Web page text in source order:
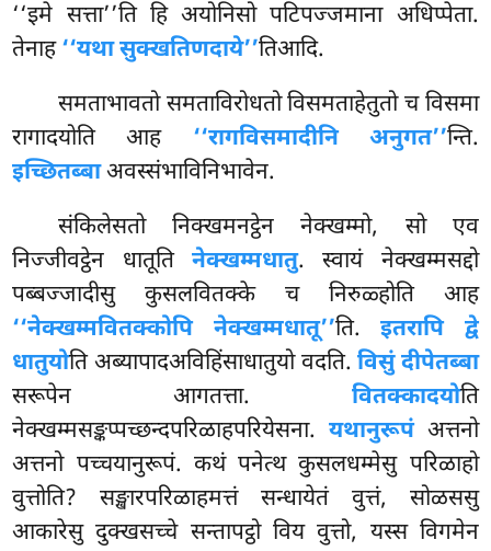
‘‘इमे सत्ता’’ति हि अयोनिसो पटिपज्जमाना अधिप्पेता.
तेनाह‘‘यथा सुक्खतिणदाये’’तिआदि.
समताभावतोसमताविरोधतो विसमताहेतुतो च विसमा
रागादयोति आह ‘‘रागविसमादीनि अनुगत’’न्ति.
इच्छितब्बाअवस्संभाविनिभावेन.
संकिलेसतो निक्खमनट्ठेन नेक्खम्मो, सो एव
निज्जीवट्ठेन धातूति नेक्खम्मधातु. स्वायं नेक्खम्मसद्दो
पब्बज्जादीसु कुसलवितक्के च निरुळ्होति आह
‘‘नेक्खम्मवितक्कोपि नेक्खम्मधातू’’ति.इतरापि द्वे
धातुयोति अब्यापादअविहिंसाधातुयो वदति.विसुं दीपेतब्बा
सरूपेन आगतत्ता. वितक्कादयोति
नेक्खम्मसङ्कप्पच्छन्दपरिळाहपरियेसना. यथानुरूपंअत्तनो
अत्तनो पच्चयानुरूपं. कथं पनेत्थ कुसलधम्मेसु परिळाहो
वुत्तोति? सङ्खारपरिळाहमत्तं सन्धायेतं वुत्तं, सोळससु
आकारेसु दुक्खसच्चे सन्तापट्ठो विय वुत्तो, यस्स विगमेन